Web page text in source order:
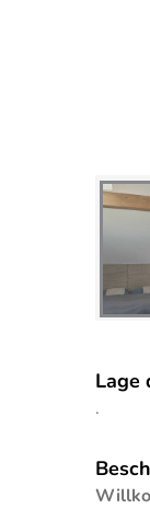
Lage
.